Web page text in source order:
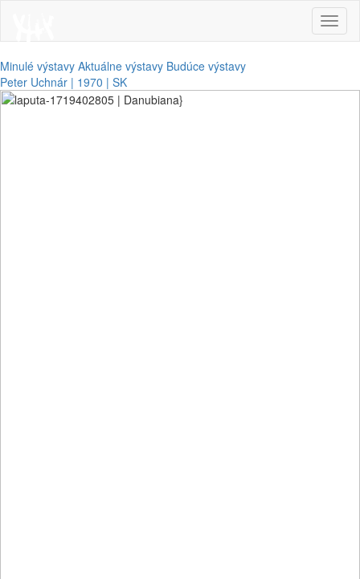
Minulé výstavy Aktuálne výstavy Budúce výstavy
Peter Uchnár | 1970 | SK